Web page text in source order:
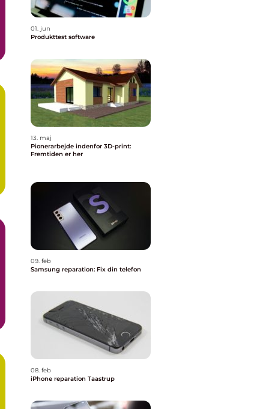
01. jun
Produkttest software
13. maj
Pionerarbejde indenfor 3D-print:
Fremtiden er her
09. feb
Samsung reparation: Fix din telefon
08. feb
iPhone reparation Taastrup